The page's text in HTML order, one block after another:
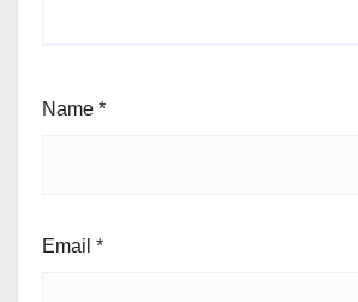
Name *
Email *